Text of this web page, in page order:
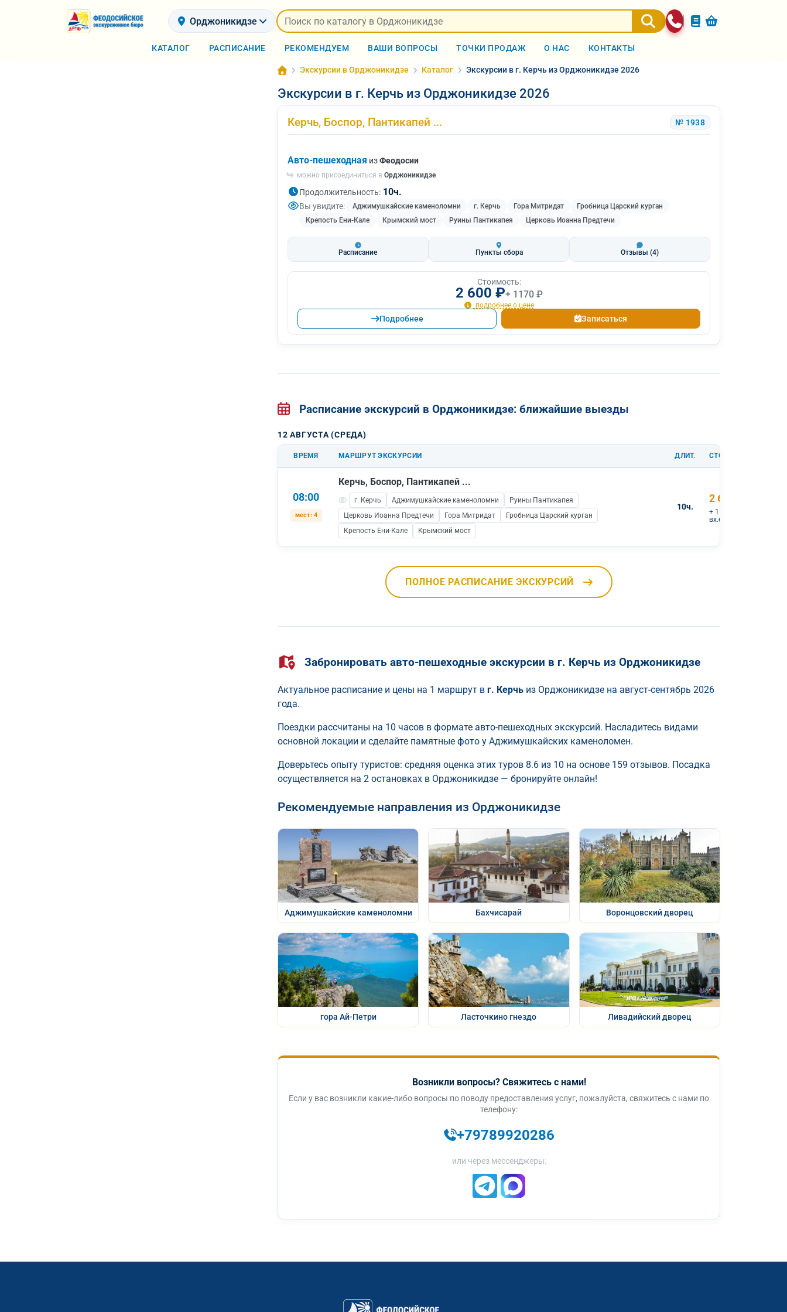
Орджоникидзе
КАТАЛОГ РАСПИСАНИЕ РЕКОМЕНДУЕМ ВАШИ ВОПРОСЫ ТОЧКИ ПРОДАЖ О НАС КОНТАКТЫ
Экскурсии в Орджоникидзе Каталог Экскурсии в г. Керчь из Орджоникидзе 2026
Экскурсии в г. Керчь из Орджоникидзе 2026
Керчь, Боспор, Пантикапей ... № 1938
Авто-пешеходная изФеодосии
можно присоединиться в Орджоникидзе
Продолжительность: 10ч.
Вы увидите: Аджимушкайские каменоломни г. Керчь Гора Митридат
Гробница Царский курган
Крепость Ени-Кале
Крымский мост Руины Пантикапея Церковь Иоанна Предтечи
Расписание Пункты сбора Отзывы(4)
Стоимость:
2 600 ₽+ 1170 ₽
подробнее о цене
Подробнее Записаться
Расписание экскурсий в Орджоникидзе: ближайшие выезды
12 АВГУСТА (СРЕДА)
ВРЕМЯ МАРШРУТ ЭКСКУРСИИ ДЛИТ. СТОИМОСТЬ
08:00
мест: 4
Керчь, Боспор, Пантикапей ...
г. Керчь Аджимушкайские каменоломни
Руины Пантикапея
Церковь Иоанна Предтечи
Гора Митридат
Гробница Царский курган
Крепость Ени-Кале
Крымский мост
10ч.
2 600 ₽
+ 1 170 ₽
вх.билеты
ПОЛНОЕ РАСПИСАНИЕ ЭКСКУРСИЙ
Забронировать авто-пешеходные экскурсии в г. Керчь из Орджоникидзе
Актуальное расписание и цены на 1 маршрут в г. Керчь из Орджоникидзе на август-сентябрь 2026
года.
Поездки рассчитаны на 10 часов в формате авто-пешеходных экскурсий. Насладитесь видами
основной локации и сделайте памятные фото у Аджимушкайских каменоломен.
Доверьтесь опыту туристов: средняя оценка этих туров 8.6 из 10 на основе 159 отзывов. Посадка
осуществляется на 2 остановках в Орджоникидзе — бронируйте онлайн!
Рекомендуемые направления из Орджоникидзе
Аджимушкайские каменоломни Бахчисарай Воронцовский дворец
гора Ай-Петри Ласточкино гнездо Ливадийский дворец
Возникли вопросы? Свяжитесь с нами!
Если у вас возникли какие-либо вопросы по поводу предоставления услуг, пожалуйста, свяжитесь с нами по
телефону:
+79789920286
или через мессенджеры: